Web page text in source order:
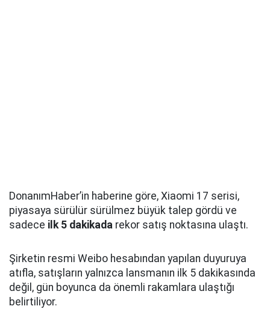
DonanımHaber’in haberine göre, Xiaomi 17 serisi,
piyasaya sürülür sürülmez büyük talep gördü ve
sadece ilk 5 dakikada rekor satış noktasına ulaştı.
Şirketin resmi Weibo hesabından yapılan duyuruya
atıfla, satışların yalnızca lansmanın ilk 5 dakikasında
değil, gün boyunca da önemli rakamlara ulaştığı
belirtiliyor.